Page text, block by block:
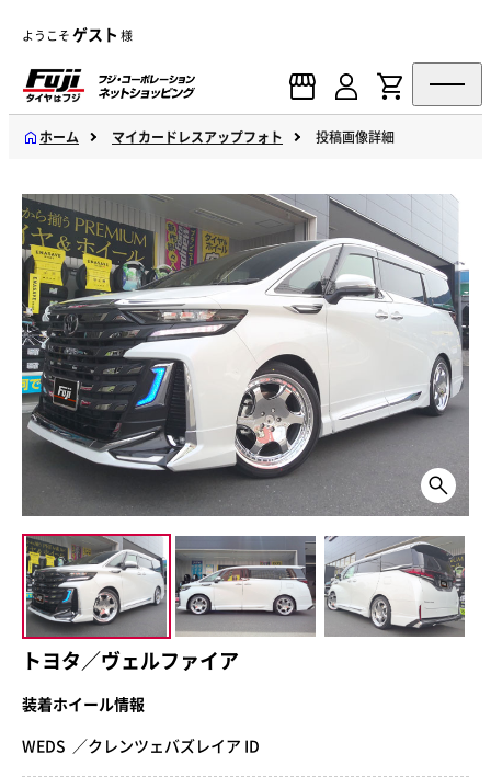
ようこそゲスト 様
ホーム マイカードレスアップフォト 投稿画像詳細
トヨタ／ヴェルファイア
装着ホイール情報
WEDS ／クレンツェバズレイア ID